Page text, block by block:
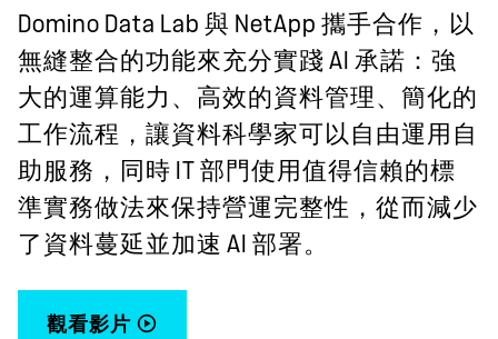
Domino Data Lab 與 NetApp 攜手合作，以
無縫整合的功能來充分實踐 AI 承諾：強
大的運算能力、高效的資料管理、簡化的
工作流程，讓資料科學家可以自由運用自
助服務，同時 IT 部門使用值得信賴的標
準實務做法來保持營運完整性，從而減少
了資料蔓延並加速 AI 部署。
觀看影片